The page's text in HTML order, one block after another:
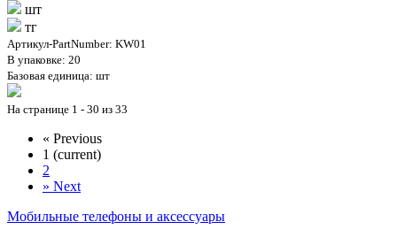
шт
тг
Артикул-PartNumber: KW01
В упаковке: 20
Базовая единица: шт
На странице 1 - 30 из 33
« Previous
1 (current)
2
» Next
Мобильные телефоны и аксессуары